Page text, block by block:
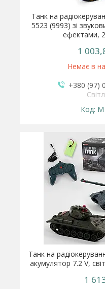
Танк на
5523 (9993) зі
ефектами,
1
Немає в
+380 (97)
Танк на
акумулятор 7.2 V,
1